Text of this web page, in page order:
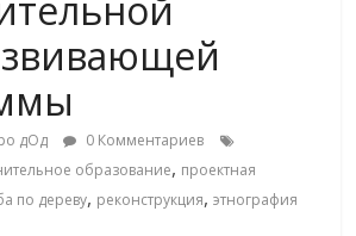
дОд
0 Комментариев
образование, проектная
по дереву, реконструкция,этнография